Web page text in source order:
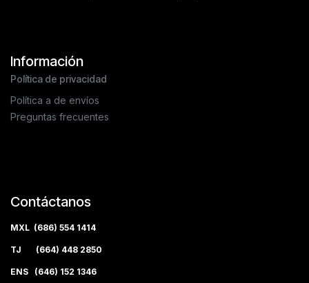
Información
Política de privacidad
Política a de envíos
Preguntas frecuentes
Contáctanos
MXL (686) 554 1414
TJ (664) 448 2850
ENS (646) 152 1346